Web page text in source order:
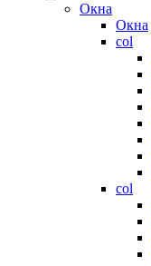
Окна
Окна
col
col